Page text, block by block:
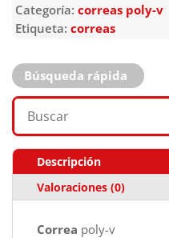
Categoría: correas poly-v
Etiqueta: correas
Búsqueda rápida
Descripción
Valoraciones (0)
Correa poly-v